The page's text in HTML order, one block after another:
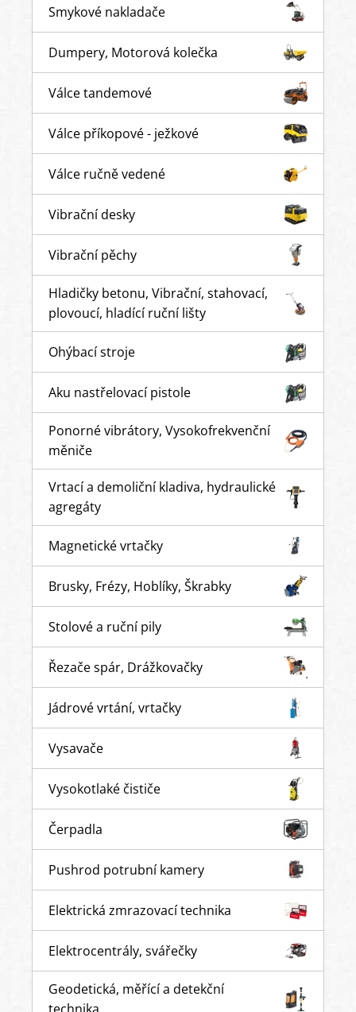
Smykové nakladače
Dumpery, Motorová kolečka
Válce tandemové
Válce příkopové - ježkové
Válce ručně vedené
Vibrační desky
Vibrační pěchy
Hladičky betonu, Vibrační, stahovací,
plovoucí, hladící ruční lišty
Ohýbací stroje
Aku nastřelovací pistole
Ponorné vibrátory, Vysokofrekvenční
měniče
Vrtací a demoliční kladiva, hydraulické
agregáty
Magnetické vrtačky
Brusky, Frézy, Hoblíky, Škrabky
Stolové a ruční pily
Řezače spár, Drážkovačky
Jádrové vrtání, vrtačky
Vysavače
Vysokotlaké čističe
Čerpadla
Pushrod potrubní kamery
Elektrická zmrazovací technika
Elektrocentrály, svářečky
Geodetická, měřící a detekční